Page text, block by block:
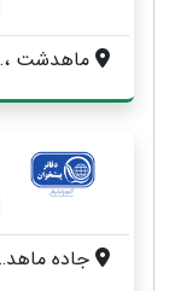
ماهدشت ، ابتداي بلوار امام خميني خيابان بانك سپه
جاده ماهدشت ، ولد آباد بزرگ ، علی آبادگونه ، خیابان شهداء ، نبش شقایق 3